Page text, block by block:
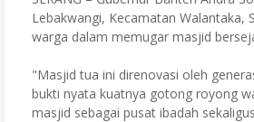
Lebakwangi, Kecamatan Walantaka,
warga dalam memugar masjid
"Masjid tua ini direnovasi oleh
bukti nyata kuatnya gotong royong
masjid sebagai pusat ibadah